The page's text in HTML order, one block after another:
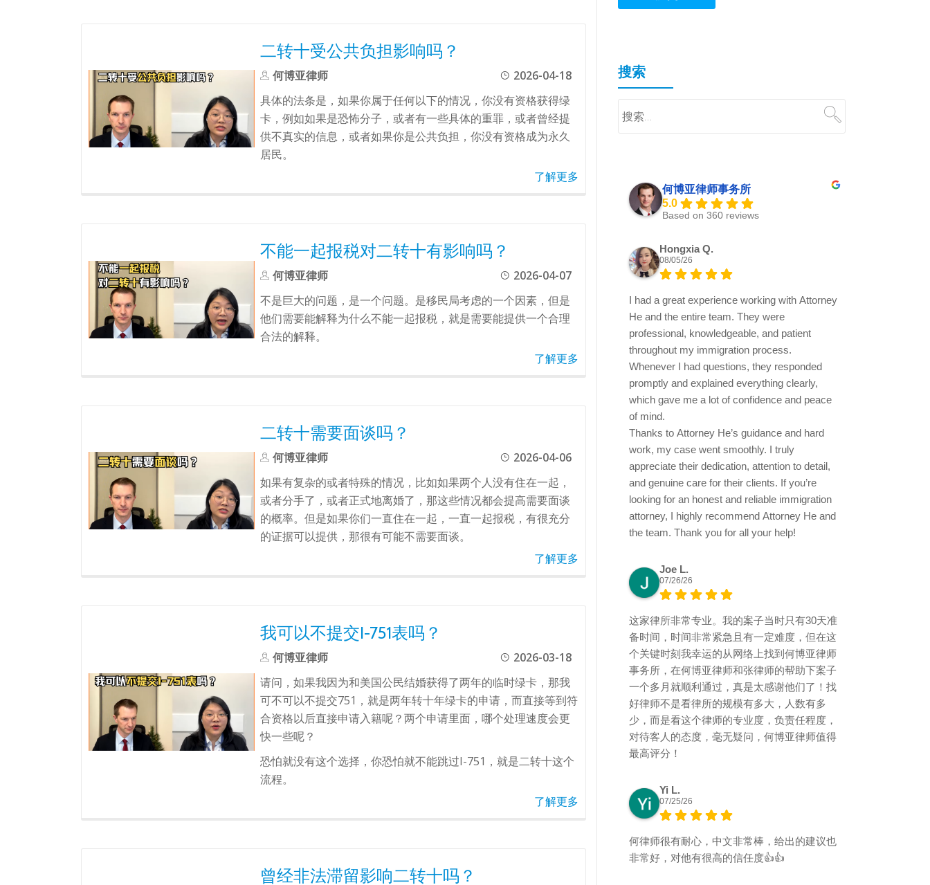
二转十受公共负担影响吗？
何博亚律师
2026-04-18
具体的法条是，如果你属于任何以下的情况，你没有资格获得绿
卡，例如如果是恐怖分子，或者有一些具体的重罪，或者曾经提
供不真实的信息，或者如果你是公共负担，你没有资格成为永久
居民。
了解更多
不能一起报税对二转十有影响吗？
何博亚律师
2026-04-07
不是巨大的问题，是一个问题。是移民局考虑的一个因素，但是
他们需要能解释为什么不能一起报税，就是需要能提供一个合理
合法的解释。
了解更多
二转十需要面谈吗？
何博亚律师
2026-04-06
如果有复杂的或者特殊的情况，比如如果两个人没有住在一起，
或者分手了，或者正式地离婚了，那这些情况都会提高需要面谈
的概率。但是如果你们一直住在一起，一直一起报税，有很充分
的证据可以提供，那很有可能不需要面谈。
了解更多
我可以不提交I-751表吗？
何博亚律师
2026-03-18
请问，如果我因为和美国公民结婚获得了两年的临时绿卡，那我
可不可以不提交751，就是两年转十年绿卡的申请，而直接等到符
合资格以后直接申请入籍呢？两个申请里面，哪个处理速度会更
快一些呢？
恐怕就没有这个选择，你恐怕就不能跳过I-751，就是二转十这个
流程。
了解更多
曾经非法滞留影响二转十吗？
搜索
何博亚律师事务所
5.0
Based on 360 reviews
Hongxia Q.
08/05/26
I had a great experience working with Attorney
He and the entire team. They were
professional, knowledgeable, and patient
throughout my immigration process.
Whenever I had questions, they responded
promptly and explained everything clearly,
which gave me a lot of confidence and peace
of mind.
Thanks to Attorney He’s guidance and hard
work, my case went smoothly. I truly
appreciate their dedication, attention to detail,
and genuine care for their clients. If you’re
looking for an honest and reliable immigration
attorney, I highly recommend Attorney He and
the team. Thank you for all your help!
Joe L.
07/26/26
这家律所非常专业。我的案子当时只有30天准
备时间，时间非常紧急且有一定难度，但在这
个关键时刻我幸运的从网络上找到何博亚律师
事务所，在何博亚律师和张律师的帮助下案子
一个多月就顺利通过，真是太感谢他们了！找
好律师不是看律所的规模有多大，人数有多
少，而是看这个律师的专业度，负责任程度，
对待客人的态度，毫无疑问，何博亚律师值得
最高评分！
Yi L.
07/25/26
何律师很有耐心，中文非常棒，给出的建议也
非常好，对他有很高的信任度👍👍